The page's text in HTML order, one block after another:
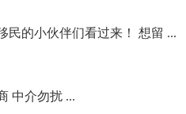
民的小伙伴们看过来！ 想留 ...
中介勿扰 ...